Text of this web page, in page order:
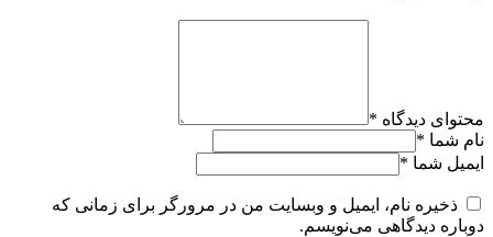
محتوای دیدگاه *
نام شما *
ایمیل شما *
ذخیره نام، ایمیل و وبسایت من در مرورگر برای زمانی که
دوباره دیدگاهی می‌نویسم.